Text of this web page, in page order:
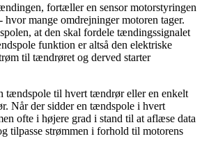
fortæller en sensor motorstyringen
hvor mange omdrejninger motoren tager.
at den skal fordele tændingssignalet
funktion er altså den elektriske
til tændrøret og derved starter
tændspole til hvert tændrør eller en enkelt
Når der sidder en tændspole i hvert
ofte i højere grad i stand til at aflæse data
tilpasse strømmen i forhold til motorens